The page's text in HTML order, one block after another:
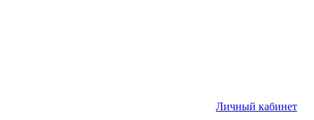
Личный кабинет